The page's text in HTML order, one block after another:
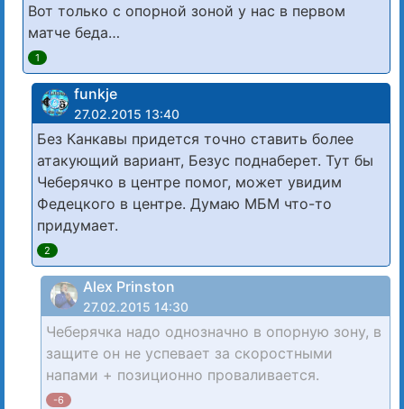
Вот только с опорной зоной у нас в первом
матче беда…
1
funkje
27.02.2015 13:40
Без Канкавы придется точно ставить более
атакующий вариант, Безус поднаберет. Тут бы
Чеберячко в центре помог, может увидим
Федецкого в центре. Думаю МБМ что-то
придумает.
2
Alex Prinston
27.02.2015 14:30
Чеберячка надо однозначно в опорную зону, в
защите он не успевает за скоростными
напами + позиционно проваливается.
-6